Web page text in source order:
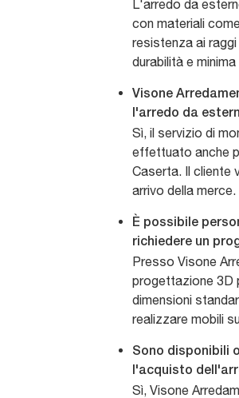
L'arredo da
con materiali
resistenza ai
durabilità e
Visone
l'arredo da
Sì, il servizio di
effettuato anche
Caserta. Il cliente
arrivo della merce.
È possibile
richiedere un
Presso Visone
progettazione 3D
dimensioni
realizzare mobili
Sono disponibili
l'acquisto
Sì, Visone